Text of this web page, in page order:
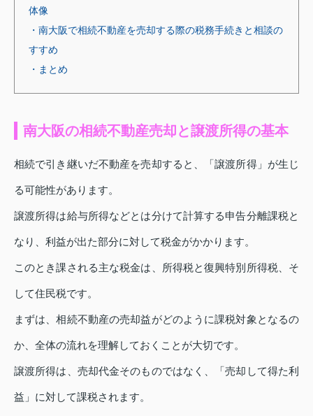
体像
・南大阪で相続不動産を売却する際の税務手続きと相談の
すすめ
・まとめ
南大阪の相続不動産売却と譲渡所得の基本
相続で引き継いだ不動産を売却すると、「譲渡所得」が生じ
る可能性があります。
譲渡所得は給与所得などとは分けて計算する申告分離課税と
なり、利益が出た部分に対して税金がかかります。
このとき課される主な税金は、所得税と復興特別所得税、そ
して住民税です。
まずは、相続不動産の売却益がどのように課税対象となるの
か、全体の流れを理解しておくことが大切です。
譲渡所得は、売却代金そのものではなく、「売却して得た利
益」に対して課税されます。